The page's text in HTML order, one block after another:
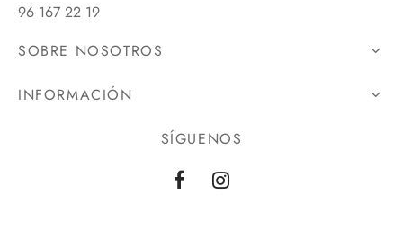
96 167 22 19
SOBRE NOSOTROS
INFORMACIÓN
SÍGUENOS